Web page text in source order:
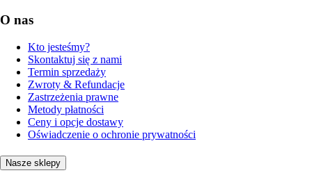
O nas
Kto jesteśmy?
Skontaktuj się z nami
Termin sprzedaży
Zwroty & Refundacje
Zastrzeżenia prawne
Metody płatności
Ceny i opcje dostawy
Oświadczenie o ochronie prywatności
Nasze sklepy